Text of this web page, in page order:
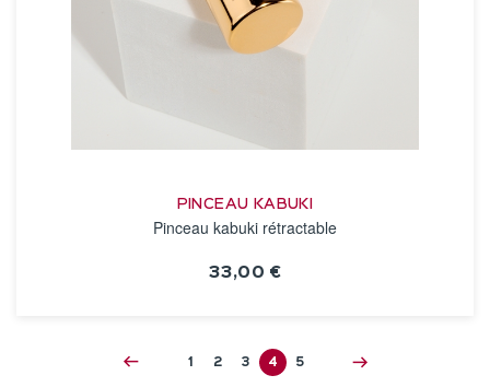
PINCEAU KABUKI
Pinceau kabuki rétractable
33,00 €
1 2 3 4 5